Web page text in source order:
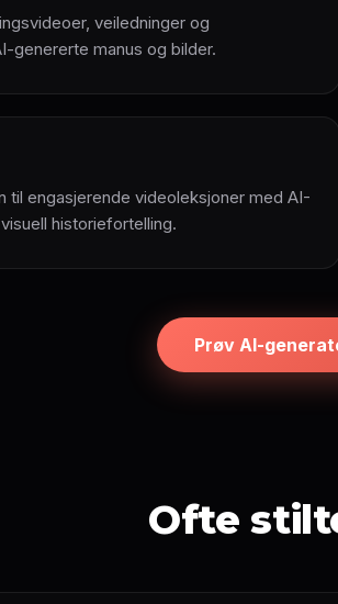
veiledninger og
genererte manus og bilder.
til engasjerende videoleksjoner med AI-
historiefortelling.
Prøv AI-
Ofte